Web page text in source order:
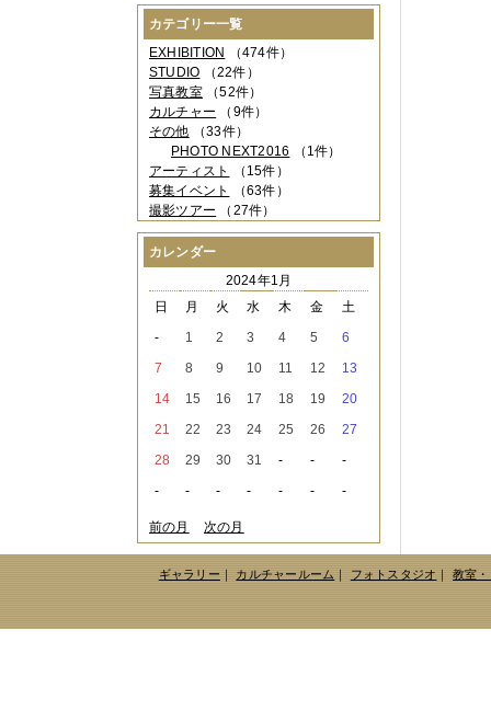
2022年09月（2件）
2022年08月
（3件）
2022年07月（3件）
2022年05月（4件）
2022年04月（2件）
2022年03月
（5件）
2022年02月（3件）
2022年01月（3件）
2021年12月（2件）
2021年11月（3件）
2021年10月
（1件）
2021年08月
2021年07月（1件）
（3件）
2021年05月（2件）
2021年03月 （3件）
2021年02月 （1件）
2020年12月（3件）
2020年11月（6件）
2020年09月（5件）
2020年06月（2件）
2020年04月（4件）
2020年03月（9件）
2020年02月（3件）
2020年01月（5件）
2019年12月（3件）
カテゴリー一覧
EXHIBITION （474件）
STUDIO （22件）
写真教室（52件）
カルチャー （9件）
その他 （33件）
PHOTO NEXT2016 （1件）
アーティスト
（15件）
募集イベント
（63件）
撮影ツアー （27件）
カレンダー
2024年1月
日
月 火 水 木 金
土
-
1 2 3 4 5
6
7
8 9 10 11 12
13
14
15 16 17 18 19
20
21
22 23 24 25 26
27
28
29 30 31 - -
-
-
- - - - - -
前の月 次の月
ギャラリー｜ カルチャールーム｜ フォトスタジオ｜ 教室